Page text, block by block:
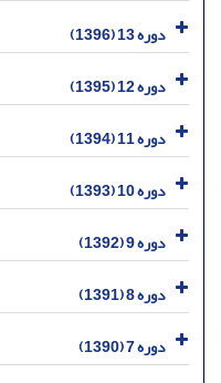
دوره 13 (1396)
دوره 12 (1395)
دوره 11 (1394)
دوره 10 (1393)
دوره 9 (1392)
دوره 8 (1391)
دوره 7 (1390)